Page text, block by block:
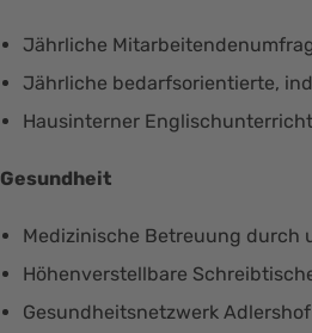
Jährliche
Jährliche bedarfsorientierte,
Hausinterner Englischunterricht
Gesundheit
Medizinische Betreuung durch
Höhenverstellbare
Gesundheitsnetzwerk